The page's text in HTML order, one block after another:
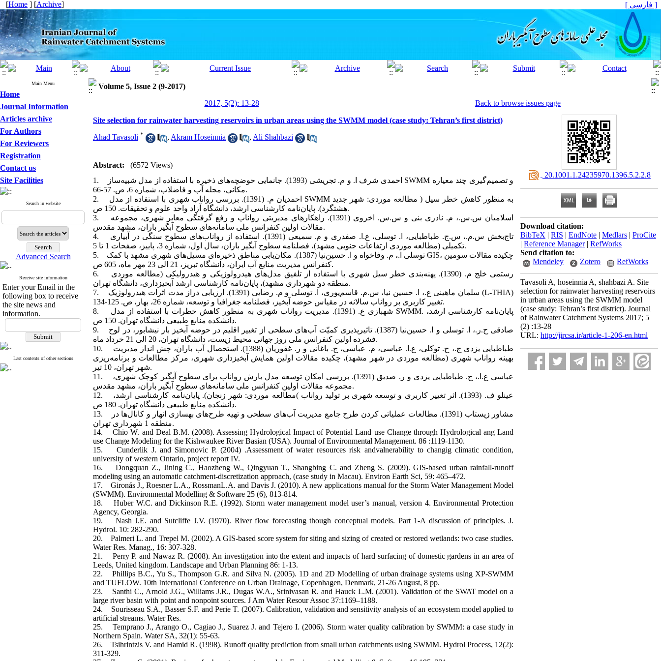
[Home ] [Archive] [ فارسی ]
Main Menu
Home
Journal Information
Articles archive
For Authors
For Reviewers
Registration
Contact us
Site Facilities
Search in website
Advanced Search
Receive site information
Enter your Email in the
following box to receive
the site news and
information.
Last contents of other sections
Volume 5, Issue 2 (9-2017)
2017, 5(2): 13-28
Back to browse issues page
Site selection for rainwater harvesting reservoirs in urban areas using the SWMM model (case study: Tehran’s first district)
Ahad Tavasoli * , Akram Hoseinnia , Ali Shahbazi
Abstract:
(6572 Views)
1. احمدی شرف ا. و م. تجریشی (1393). جانمایی حوضچه‌های ذخیره با استفاده از مدل شبیه‌ساز SWMM و تصمیم‌گیری چند معیاره
مکانی، مجله آب و فاضلاب، شماره 6، ص. 57-66.
2. احمدیان م. (1391). بررسی رواناب شهری با استفاده از مدل SWMM به منظور کاهش خطر سیل ( مطالعه موردی: شهر جدید
هشتگرد). پایان‌نامه کارشناسی ارشد، دانشگاه آزاد واحد علوم و تحقیقات. 150 ص.
3. اسلامیان س.س.، م. نادری بنی و س.س. اخروی (1391). راهکارهای مدیریتی رواناب و رفع گرفتگی معابر شهری، مجموعه
مقالات اولین کنفرانس ملی سامانه‌های سطوح آبگیر باران، مشهد مقدس.
4. تاج‌بخش س.م.، س.ج. طباطبایی، ا. توسلی، ع.ا. صفدری و م. سمیعی (1391). استفاده از رواناب‌های سطوح سنگی در آبیاری
تکمیلی (مطالعه موردی ارتفاعات جنوبی مشهد)، فصلنامه سطوح آبگیر باران، سال اول، شماره 3، پاییز، صفحات 1 تا 5.
5. توسلی ا.، م. وفاخواه و ا. حسین‌نیا (1387). مکان‌یابی مناطق ذخیره‌ای مسیل‌های شهری مشهد با کمک GIS، چکیده مقالات سومین
کنفرانس مدیریت منایع آب ایران، دانشگاه تبریز، 21 الی 23 مهر ماه، 605 ص.
6. رستمی خلج م. (1390). پهنه‌بندی خطر سیل شهری با استفاده از تلفیق مدل‌های هیدرولوژیکی و هیدرولیکی (مطالعه موردی
منطقه دو شهرداری مشهد)، پایان‌نامه کارشناسی ارشد آبخیزداری، دانشگاه تهران.
7. سلمان ماهینی ع.، ا. حسین نیا، س.م. قاسم‌پوری، ا. توسلی و م. رضایی (1391). ارزیابی دراز مدت اثرات هیدرولوژیک (L-THIA)
تغییر کاربری بر رواناب سالانه در مقیاس حوضه آبخیز، فصلنامه جغرافیا و توسعه، شماره 26، بهار، ص. 125-134.
8. شهبازی ع. (1391). مدیریت رواناب شهری به منظور کاهش خطرات با استفاده از مدل SWMM. پایان‌نامه کارشناسی ارشد،
دانشکده منابع طبیعی دانشگاه تهران. 150 ص.
9. صادقی ح.ر.، ا. توسلی و ا. حسین‌نیا (1387). تاثیرپذیری کمیّت آب‌های سطحی از تغییر اقلیم در حوضه آبخیز بار نیشابور، در لوح
فشرده اولین کنفرانس ملی روز جهانی محیط زیست، دانشگاه تهران، 20 الی 21 خرداد ماه.
10. طباطبایی یزدی ج.، ح. توکلی، ع.ا. عباسی، م. عباسی، ج. باغانی و ر. غفوریان (1388). استحصال آب باران، چش‌ انداز مدیریت
بهینه رواناب شهری (مطالعه موردی در شهر مشهد)، چکیده مقالات اولین همایش آبخیزداری شهری، مرکز مطالعات و برنامه‌ریزی
شهر تهران، 10 تیر.
11. عباسی ع.ا.، ج. طباطبایی یزدی و ر. صدیق (1391). بررسی امکان توسعه مدل بارش رواناب برای سطوح آبگیر کوچک شهری،
مجموعه مقالات اولین کنفرانس ملی سامانه‌های سطوح آبگیر باران، مشهد مقدس.
12. عینلو ف. (1393). اثر تغییر کاربری و توسعه شهری بر تولید رواناب )مطالعه موردی: شهر زنجان). پایان‌نامه کارشناسی ارشد،
دانشکده منابع طبیعی دانشگاه تهران. 180 ص.
13. مشاور زیستاب (1391). مطالعات عملیاتی کردن طرح جامع مدیریت آب‌های سطحی و تهیه طرح‌های بهسازی انهار و کانال‌ها در
منطقه 1 شهرداری تهران.
14. Chio W. and Deal B.M. (2008). Assessing Hydrological Impact of Potential Land use Change through Hydrological ang Land
use Change Modeling for the Kishwaukee River Basian (USA). Journal of Environmental Management. 86 :1119-1130.
15. Cunderlik J. and Simonovic P. (2004) .Assessment of water resources risk andvalnerability to changig climatic condition,
university of western Ontario, project report IV.
16. Dongquan Z., Jining C., Haozheng W., Qingyuan T., Shangbing C. and Zheng S. (2009). GIS-based urban rainfall-runoff
modeling using an automatic catchment-discretization approach, (case study in Macau). Environ Earth Sci, 59: 465–472.
17. Gironás J., Roesner L.A., RossmanL.A. and Davis J. (2010). A new applications manual for the Storm Water Management Model
(SWMM). Environmental Modelling & Software 25 (6), 813-814.
18. Huber W.C. and Dickinson R.E. (1992). Storm water management model user’s manual, version 4. Environmental Protection
Agency, Georgia.
19. Nash J.E. and Sutcliffe J.V. (1970). River flow forecasting though conceptual models. Part 1-A discussion of principles. J.
Hydrol. 10: 282-290.
20. Palmeri L. and Trepel M. (2002). A GIS-based score system for siting and sizing of created or restored wetlands: two case studies.
Water Res. Manag., 16: 307-328.
21. Perry P. and Nawaz R. (2008). An investigation into the extent and impacts of hard surfacing of domestic gardens in an area of
Leeds, United kingdom. Landscape and Urban Planning 86: 1-13.
22. Phillips B.C., Yu S., Thompson G.R. and Silva N. (2005). 1D and 2D Modelling of urban drainage systems using XP-SWMM
and TUFLOW. 10th International Conference on Urban Drainage, Copenhagen, Denmark, 21-26 August, 8 pp.
23. Santhi C., Arnold J.G., Williams J.R., Dugas W.A., Srinivasan R. and Hauck L.M. (2001). Validation of the SWAT model on a
large river basin with point and nonpoint sources. J Am Water Resour Assoc 37:1169–1188.
24. Sourisseau S.A., Basser S.F. and Perie T. (2007). Calibration, validation and sensitivity analysis of an ecosystem model applied to
artificial streams. Water Res.
25. Temprano J., Arango O., Cagiao J., Suarez J. and Tejero I. (2006). Storm water quality calibration by SWMM: a case study in
Northern Spain. Water SA, 32(1): 55-63.
26. Tsihrintzis V. and Hamid R. (1998). Runoff quality prediction from small urban catchments using SWMM. Hydrol Process, 12(2):
311-329.
‎ 20.1001.1.24235970.1396.5.2.2.8
Download citation:
BibTeX | RIS | EndNote | Medlars | ProCite
| Reference Manager| RefWorks
Send citation to:
Mendeley
Zotero RefWorks
Tavasoli A, hoseinnia A, shahbazi A. Site
selection for rainwater harvesting reservoirs
in urban areas using the SWMM model
(case study: Tehran’s first district). Journal
of Rainwater Catchment Systems 2017; 5
(2) :13-28
URL: http://jircsa.ir/article-1-206-en.html